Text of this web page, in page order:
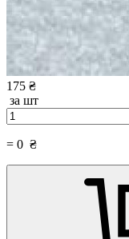
175 ₴
за шт
= 0 ₴